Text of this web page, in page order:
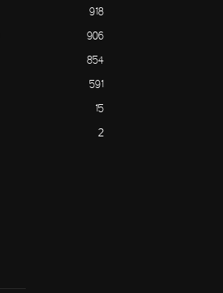
918
906
854
591
15
2